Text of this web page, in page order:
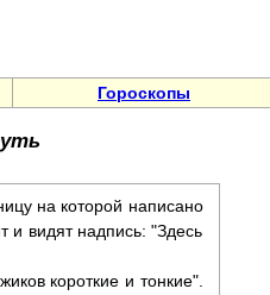
Гороскопы
на которой написано
и видят надпись: "Здесь
короткие и тонкие".